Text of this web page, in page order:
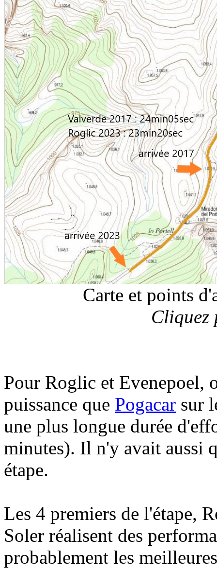
Carte et points
Pour Roglic et Evenepoel,
puissance que Pogacar sur
une plus longue durée
minutes). Il n'y avait aussi
étape.
Les 4 premiers de l'étape,
Soler réalisent des
probablement les